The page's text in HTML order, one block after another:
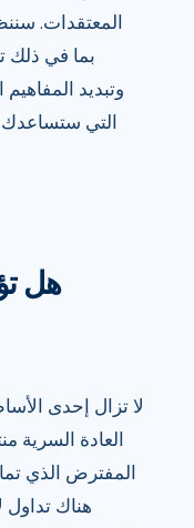
المعتقدات.
بما في ذلك
وتبديد
التي ستساعدك
هل
لا تزال إحدى
العادة السرية
المفترض الذي
هناك تداول